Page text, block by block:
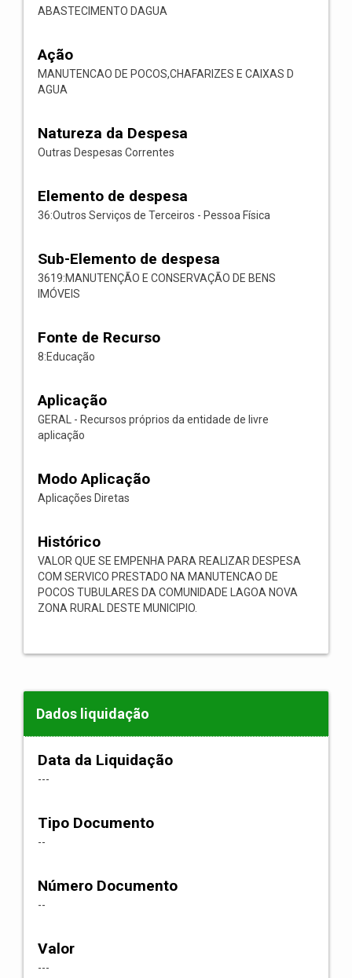
ABASTECIMENTO DAGUA
Ação
MANUTENCAO DE POCOS,CHAFARIZES E CAIXAS D
AGUA
Natureza da Despesa
Outras Despesas Correntes
Elemento de despesa
36:Outros Serviços de Terceiros - Pessoa Física
Sub-Elemento de despesa
3619:MANUTENÇÃO E CONSERVAÇÃO DE BENS
IMÓVEIS
Fonte de Recurso
8:Educação
Aplicação
GERAL - Recursos próprios da entidade de livre
aplicação
Modo Aplicação
Aplicações Diretas
Histórico
VALOR QUE SE EMPENHA PARA REALIZAR DESPESA
COM SERVICO PRESTADO NA MANUTENCAO DE
POCOS TUBULARES DA COMUNIDADE LAGOA NOVA
ZONA RURAL DESTE MUNICIPIO.
Dados liquidação
Data da Liquidação
---
Tipo Documento
--
Número Documento
--
Valor
---